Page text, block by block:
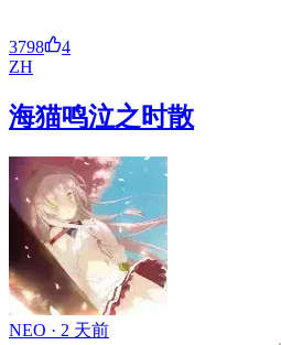
3798
4
ZH
海猫鸣泣之时散
NEO · 2 天前